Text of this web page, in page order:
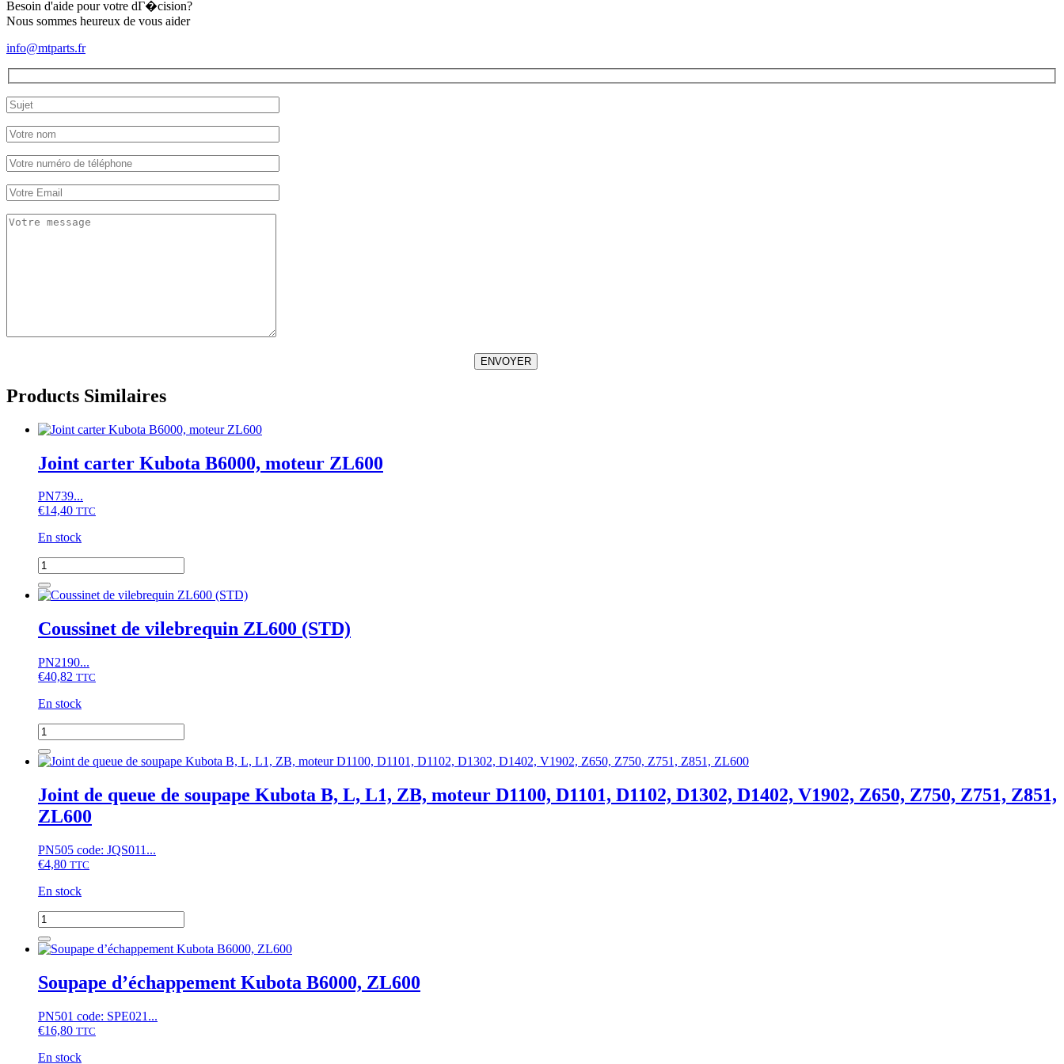
Besoin d'aide pour votre dГ�cision?
Nous sommes heureux de vous aider
info@mtparts.fr
ENVOYER
Products Similaires
Joint carter Kubota B6000, moteur ZL600
PN739...
€14,40 TTC
En stock
quantité
de
Joint
Kubota
B6000,
ZL600
Coussinet de vilebrequin ZL600 (STD)
PN2190...
€40,82 TTC
En stock
quantité
de
Coussinet
vilebrequin
ZL600
(STD)
Joint de queue de soupape Kubota B, L, L1, ZB, moteur D1100, D1101, D1102, D1302, D1402, V1902, Z650, Z750, Z751, Z851,
ZL600
PN505 code: JQS011...
€4,80 TTC
En stock
quantité
de
Joint
queue
de
Kubota
B,
L1,
Soupape d’échappement Kubota B6000, ZL600
PN501 code: SPE021...
€16,80 TTC
En stock